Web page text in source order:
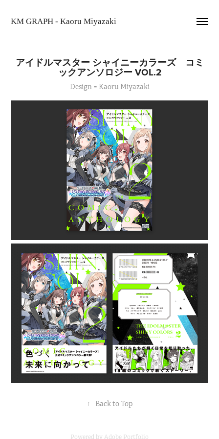
KM GRAPH - Kaoru Miyazaki
アイドルマスター シャイニーカラーズ　コミ
ックアンソロジー VOL.2
Design = Kaoru Miyazaki
↑ Back to Top
Powered byAdobe Portfolio